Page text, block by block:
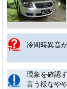
冷間時異音
現象を確認
言う様なや